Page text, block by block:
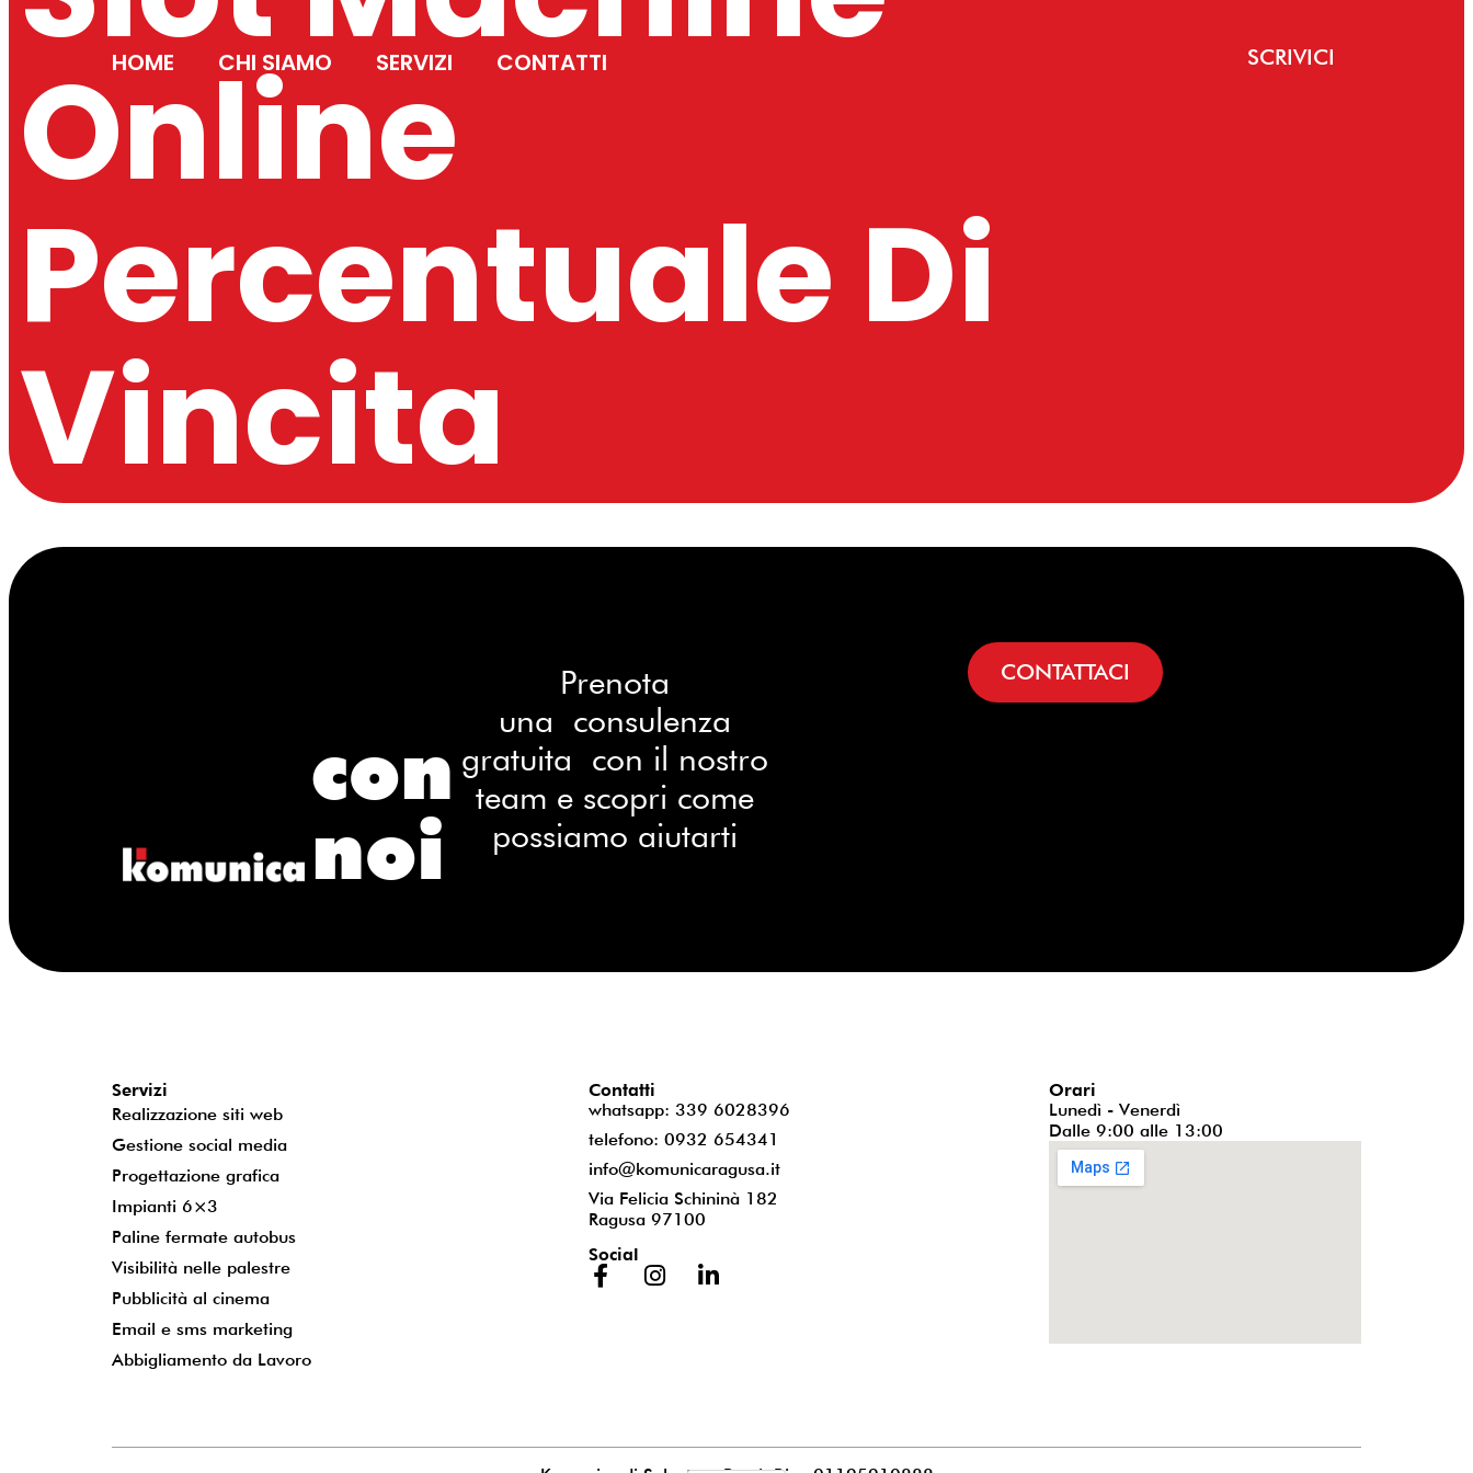
HOME CHI SIAMO SERVIZI CONTATTI SCRIVICI
Online
Percentuale Di
Vincita
con
noi
Prenota
una consulenza
gratuita con il nostro
team e scopri come
possiamo aiutarti
CONTATTACI
Servizi
Realizzazione siti web
Gestione social media
Progettazione grafica
Impianti 6×3
Paline fermate autobus
Visibilità nelle palestre
Pubblicità al cinema
Email e sms marketing
Abbigliamento da Lavoro
Contatti
whatsapp: 339 6028396
telefono: 0932 654341
info@komunicaragusa.it
Via Felicia Schininà 182
Ragusa 97100
Social
Orari
Lunedì - Venerdì
Dalle 9:00 alle 13:00